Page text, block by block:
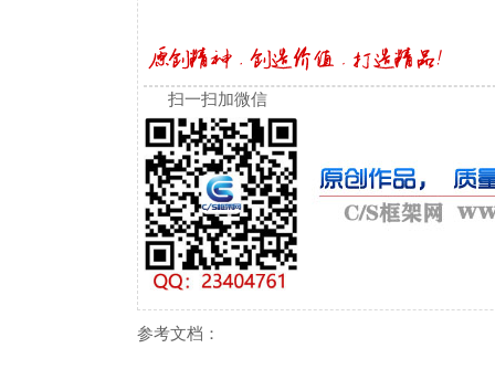
扫一扫加微信
参考文档：